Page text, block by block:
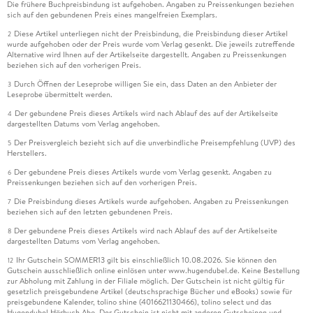
Die frühere Buchpreisbindung ist aufgehoben. Angaben zu Preissenkungen beziehen
sich auf den gebundenen Preis eines mangelfreien Exemplars.
2 Diese Artikel unterliegen nicht der Preisbindung, die Preisbindung dieser Artikel
wurde aufgehoben oder der Preis wurde vom Verlag gesenkt. Die jeweils zutreffende
Alternative wird Ihnen auf der Artikelseite dargestellt. Angaben zu Preissenkungen
beziehen sich auf den vorherigen Preis.
3 Durch Öffnen der Leseprobe willigen Sie ein, dass Daten an den Anbieter der
Leseprobe übermittelt werden.
4 Der gebundene Preis dieses Artikels wird nach Ablauf des auf der Artikelseite
dargestellten Datums vom Verlag angehoben.
5 Der Preisvergleich bezieht sich auf die unverbindliche Preisempfehlung (UVP) des
Herstellers.
6 Der gebundene Preis dieses Artikels wurde vom Verlag gesenkt. Angaben zu
Preissenkungen beziehen sich auf den vorherigen Preis.
7 Die Preisbindung dieses Artikels wurde aufgehoben. Angaben zu Preissenkungen
beziehen sich auf den letzten gebundenen Preis.
8 Der gebundene Preis dieses Artikels wird nach Ablauf des auf der Artikelseite
dargestellten Datums vom Verlag angehoben.
12 Ihr Gutschein SOMMER13 gilt bis einschließlich 10.08.2026. Sie können den
Gutschein ausschließlich online einlösen unter www.hugendubel.de. Keine Bestellung
zur Abholung mit Zahlung in der Filiale möglich. Der Gutschein ist nicht gültig für
gesetzlich preisgebundene Artikel (deutschsprachige Bücher und eBooks) sowie für
preisgebundene Kalender, tolino shine (4016621130466), tolino select und das